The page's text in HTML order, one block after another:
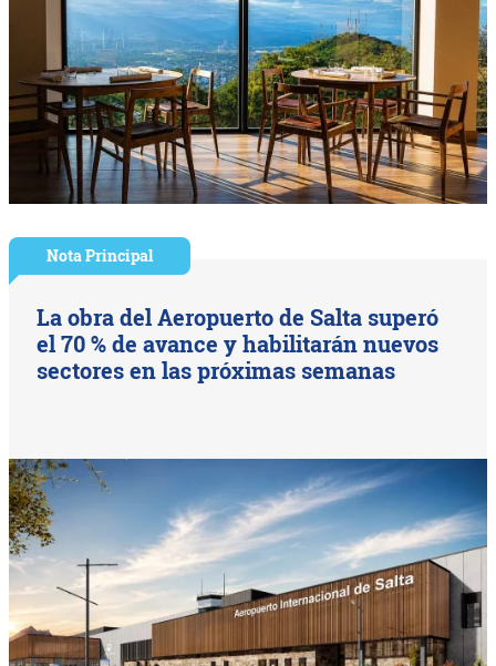
Nota Principal
La obra del Aeropuerto de Salta superó
el 70 % de avance y habilitarán nuevos
sectores en las próximas semanas